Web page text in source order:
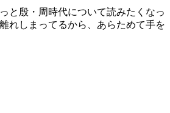
と殷・周時代について読みたくなっ
れしまってるから、あらためて手を